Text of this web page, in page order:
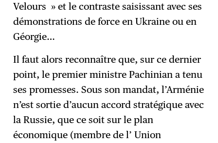
Velours » et le contraste saisissant avec ses
démonstrations de force en Ukraine ou en
Géorgie…
Il faut alors reconnaître que, sur ce dernier
point, le premier ministre Pachinian a tenu
ses promesses. Sous son mandat, l’Arménie
n’est sortie d’aucun accord stratégique avec
la Russie, que ce soit sur le plan
économique (membre de l’ Union